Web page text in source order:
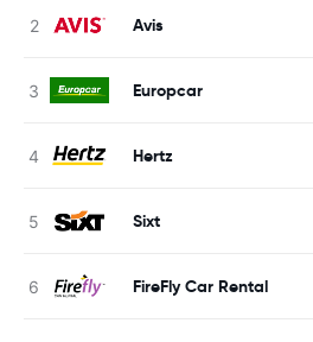
Avis
Europcar
Hertz
Sixt
FireFly Car Rental